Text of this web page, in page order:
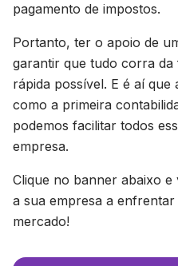
pagamento de impostos.
Portanto, ter o apoio de
garantir que tudo corra
rápida possível. E é aí que
como a primeira
podemos facilitar todos
empresa.
Clique no banner abaixo
a sua empresa a
mercado!